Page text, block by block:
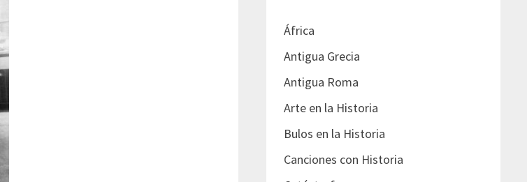
África
Antigua Grecia
Antigua Roma
Arte en la Historia
Bulos en la Historia
Canciones con Historia